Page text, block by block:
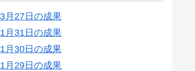
3月27日の成果
1月31日の成果
1月30日の成果
1月29日の成果